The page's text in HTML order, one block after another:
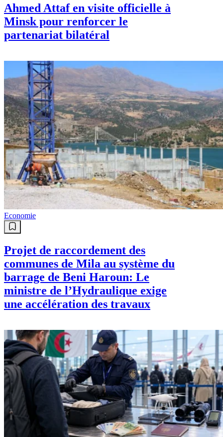
Ahmed Attaf en visite officielle à
Minsk pour renforcer le
partenariat bilatéral
Economie
Projet de raccordement des
communes de Mila au système du
barrage de Beni Haroun: Le
ministre de l’Hydraulique exige
une accélération des travaux